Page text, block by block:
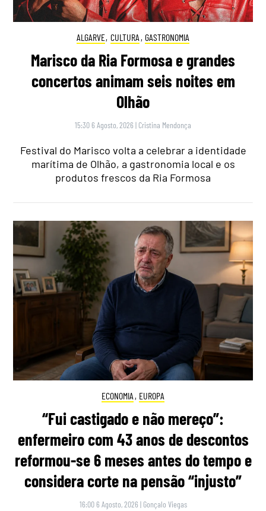
ALGARVE, CULTURA , GASTRONOMIA
Marisco da Ria Formosa e grandes
concertos animam seis noites em
Olhão
15:30 6 Agosto, 2026 | Cristina Mendonça
Festival do Marisco volta a celebrar a identidade
marítima de Olhão, a gastronomia local e os
produtos frescos da Ria Formosa
ECONOMIA , EUROPA
“Fui castigado e não mereço”:
enfermeiro com 43 anos de descontos
reformou-se 6 meses antes do tempo e
considera corte na pensão “injusto”
16:00 6 Agosto, 2026 | Gonçalo Viegas